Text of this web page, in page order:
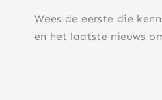
Wees de eerste die
en het laatste nieuws